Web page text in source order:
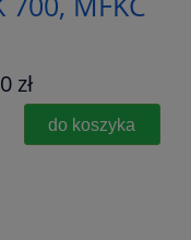
zł
do koszyka